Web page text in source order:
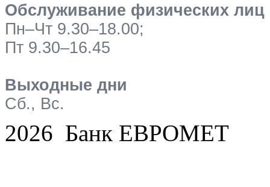
Обслуживание физических лиц
Пн–Чт 9.30–18.00;
Пт 9.30–16.45
Выходные дни
Сб., Вс.
2026 Банк ЕВРОМЕТ